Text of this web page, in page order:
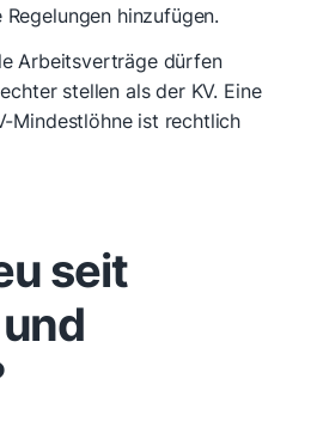
hinzufügen.
Arbeitsverträge dürfen
stellen als der KV. Eine
Mindestlöhne ist rechtlich
seit